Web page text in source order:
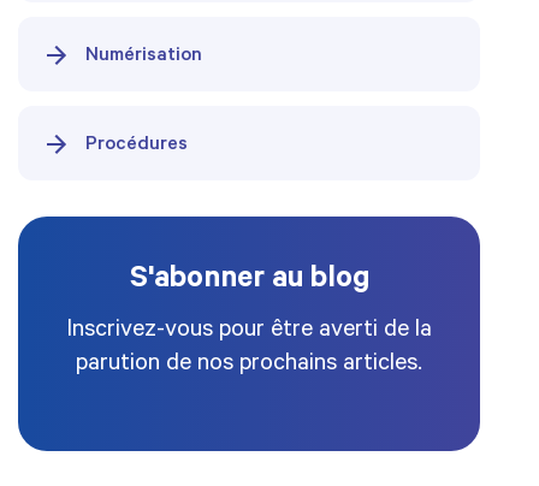
Numérisation
Procédures
S'abonner au blog
Inscrivez-vous pour être averti de la
parution de nos prochains articles.